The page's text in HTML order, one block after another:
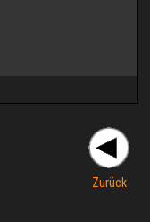
Zurück